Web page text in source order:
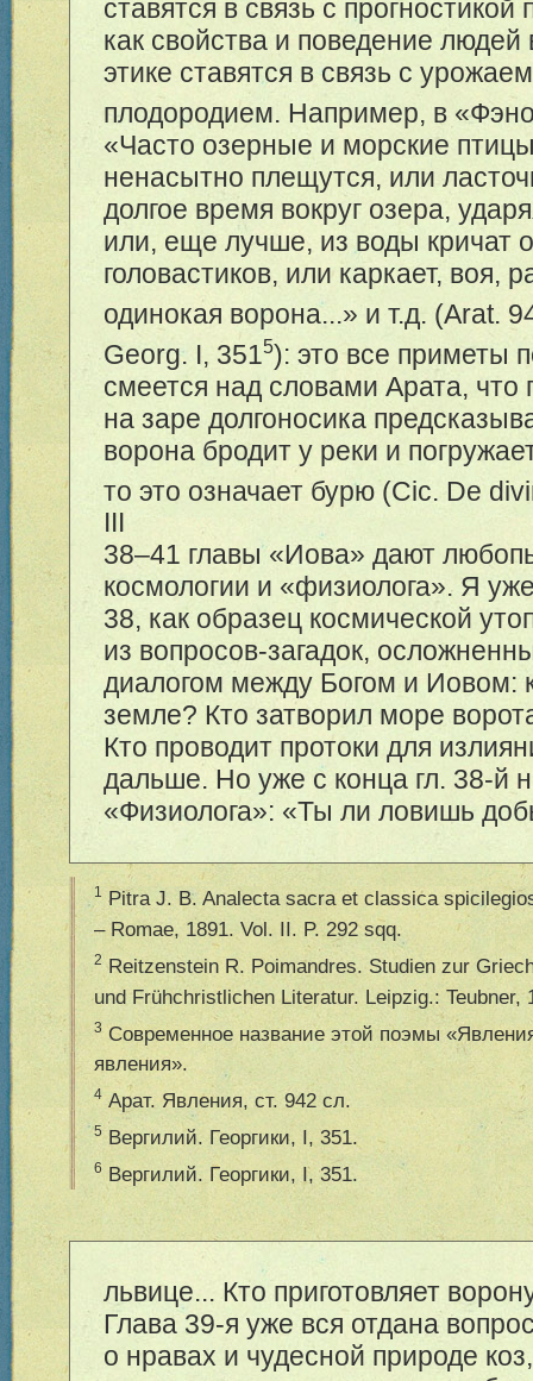
ставятся в связь с
как свойства и поведение
этике ставятся в связь с
плодородием. Например, в
«Часто озерные и морские
ненасытно плещутся, или
долгое время вокруг озера,
или, еще лучше, из воды кричат
головастиков, или каркает, воя,
одинокая ворона...» и т.д. (Arat.
Georg. I, 3515): это все приметы
смеется над словами Арата, что
на заре долгоносика
ворона бродит у реки и
то это означает бурю (Cic. De
III
38–41 главы «Иова» дают
космологии и «физиолога». Я
38, как образец космической
из вопросов-загадок,
диалогом между Богом и Иовом:
земле? Кто затворил море
Кто проводит протоки для
дальше. Но уже с конца гл. 38-й
«Физиолога»: «Ты ли ловишь
1 Pitra J. B. Analecta sacra et classica
– Romae, 1891. Vol. II. P. 292 sqq.
2 Reitzenstein R. Poimandres. Studien zur
und Frühchristlichen Literatur. Leipzig.: Teubner,
3 Современное название этой поэмы
явления».
4 Арат. Явления, ст. 942 сл.
5 Вергилий. Георгики, I, 351.
6 Вергилий. Георгики, I, 351.
львице... Кто приготовляет
Глава 39-я уже вся отдана
о нравах и чудесной природе